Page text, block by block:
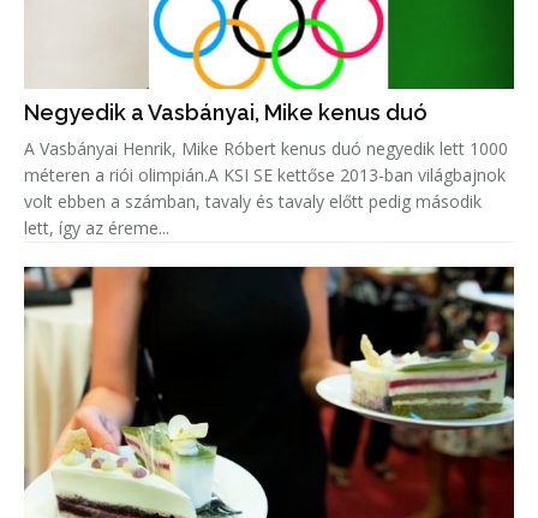
Negyedik a Vasbányai, Mike kenus duó
A Vasbányai Henrik, Mike Róbert kenus duó negyedik lett 1000
méteren a riói olimpián.A KSI SE kettőse 2013-ban világbajnok
volt ebben a számban, tavaly és tavaly előtt pedig második
lett, így az éreme...